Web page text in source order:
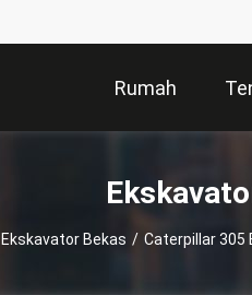
Rumah
Ekskavator Bekas / Caterpillar 305